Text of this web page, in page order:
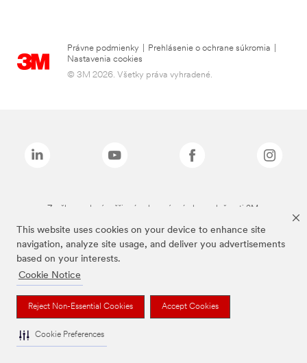
This website uses cookies on your device to enhance site
navigation, analyze site usage, and deliver you advertisements
based on your interests.
Cookie Notice
Reject Non-Essential Cookies Accept Cookies
Cookie Preferences
Právne podmienky Prehlásenie o ochrane súkromia
Nastavenia cookies
© 3M 2026. Všetky práva vyhradené.
Značky uvedené vyššie sú ochranné známky spoločnosti 3M.